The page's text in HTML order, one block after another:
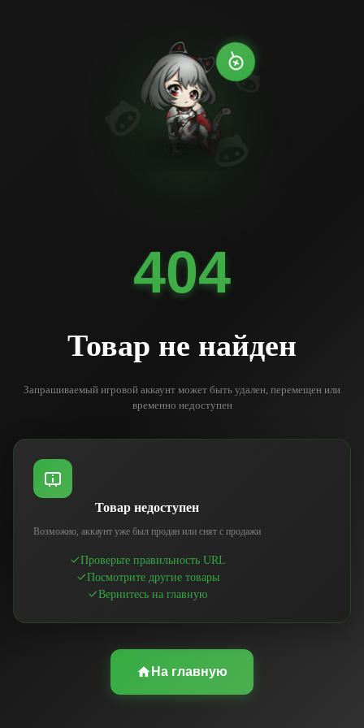
404
Товар не найден
Запрашиваемый игровой аккаунт может быть удален, перемещен или
временно недоступен
Товар недоступен
Возможно, аккаунт уже был продан или снят с продажи
Проверьте правильность URL
Посмотрите другие товары
Вернитесь на главную
На главную